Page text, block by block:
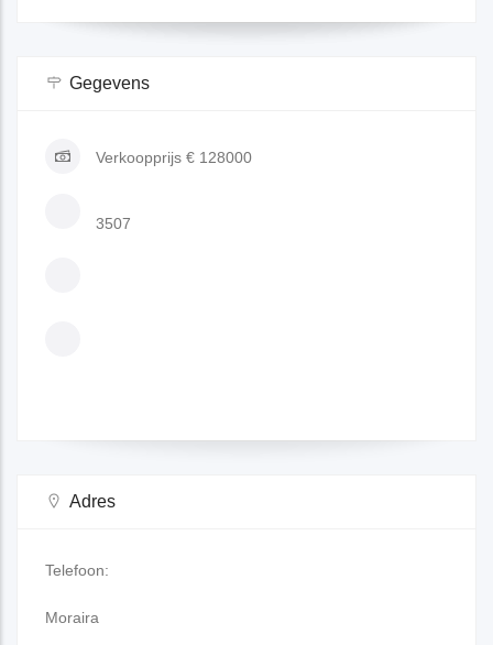
Gegevens
Verkoopprijs € 128000
3507
Adres
Telefoon:
Moraira